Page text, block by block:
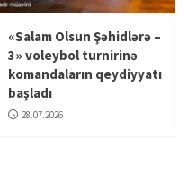
«Salam Olsun Şəhidlərə –
3» voleybol turnirinə
komandaların qeydiyyatı
başladı
28.07.2026